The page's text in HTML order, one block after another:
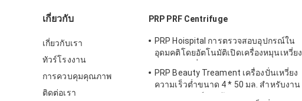
เกี่ยวกับ
เกี่ยวกับเรา
ทัวร์โรงงาน
การควบคุมคุณภาพ
ติดต่อเรา
PRP PRF Centrifuge
PRP Hoispital การตรวจสอบอุปกรณ์ใน
อุดมคติโดยอัตโนมัติเปิดเครื่องหมุนเหวี่ยง
PRP Beauty Treament เครื่องปั่นเหวี่ยง
ความเร็วต่ำขนาด 4 * 50 มล. สำหรับงาน